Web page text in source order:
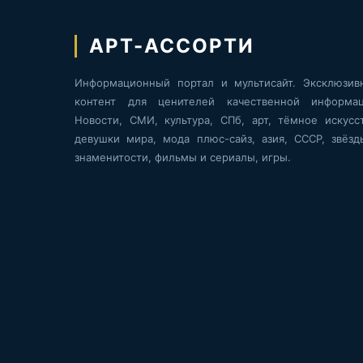
АРТ-АССОРТИ
Информационный портал и мультисайт.
контент для ценителей качественной
Новости, СМИ, культура, СПб, арт, тёмное
девушки мира, мода плюс-сайз, азия, СССР,
знаменитости, фильмы и сериалы, игры.